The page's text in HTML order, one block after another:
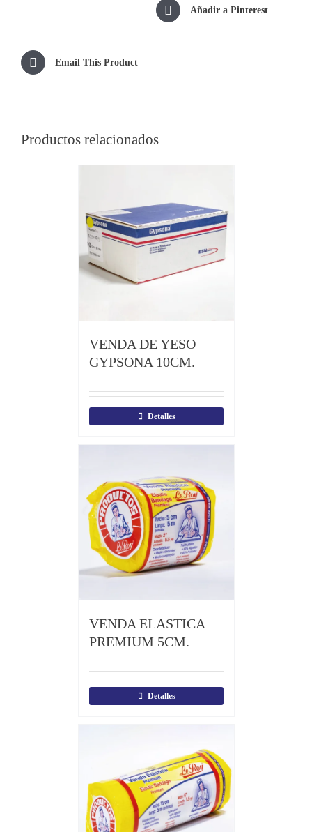
Añadir a Pinterest
Email This Product
Productos relacionados
VENDA DE YESO
GYPSONA 10CM.
Detalles
VENDA ELASTICA
PREMIUM 5CM.
Detalles